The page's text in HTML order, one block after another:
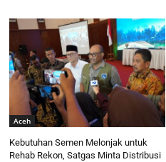
Aceh
Kebutuhan Semen Melonjak untuk
Rehab Rekon, Satgas Minta Distribusi